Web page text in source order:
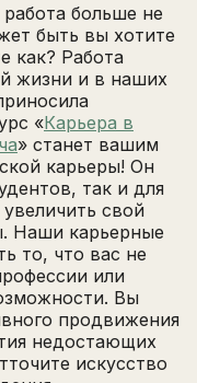
больше не
быть вы хотите
как? Работа
жизни и в наших
«Карьера в
» станет вашим
карьеры! Он
так и для
свой
Наши карьерные
то, что вас не
или
Вы
продвижения
недостающих
искусство